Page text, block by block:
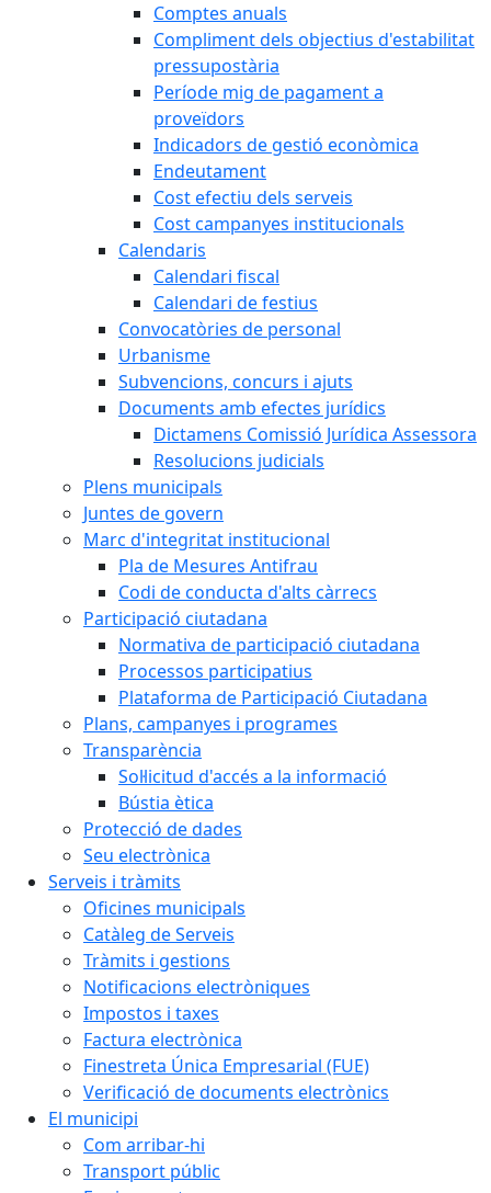
Comptes anuals
Compliment dels objectius d'estabilitat
pressupostària
Període mig de pagament a
proveïdors
Indicadors de gestió econòmica
Endeutament
Cost efectiu dels serveis
Cost campanyes institucionals
Calendaris
Calendari fiscal
Calendari de festius
Convocatòries de personal
Urbanisme
Subvencions, concurs i ajuts
Documents amb efectes jurídics
Dictamens Comissió Jurídica Assessora
Resolucions judicials
Plens municipals
Juntes de govern
Marc d'integritat institucional
Pla de Mesures Antifrau
Codi de conducta d'alts càrrecs
Participació ciutadana
Normativa de participació ciutadana
Processos participatius
Plataforma de Participació Ciutadana
Plans, campanyes i programes
Transparència
Sol·licitud d'accés a la informació
Bústia ètica
Protecció de dades
Seu electrònica
Serveis i tràmits
Oficines municipals
Catàleg de Serveis
Tràmits i gestions
Notificacions electròniques
Impostos i taxes
Factura electrònica
Finestreta Única Empresarial (FUE)
Verificació de documents electrònics
El municipi
Com arribar-hi
Transport públic